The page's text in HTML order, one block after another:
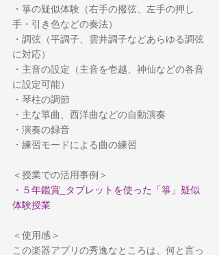
・箏の疑似体験（右手の撥弦、左手の押し
手・引き色などの奏法）
・調弦（平調子、雲井調子などあらゆる調弦
に対応）
・主音の設定（主音を壱越、神仙などの各音
に設定可能）
・琴柱の調節
・主な箏曲、西洋曲などの自動演奏
・演奏の録音
・練習モードによる曲の練習
＜授業での活用事例＞
・ ５年鑑賞_タブレットを使った「箏」疑似
体験授業
＜使用感＞
この楽器アプリの秀逸なところは、何と言っ